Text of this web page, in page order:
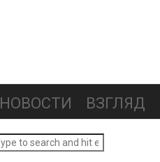
НОВОСТИ ВЗГЛЯД